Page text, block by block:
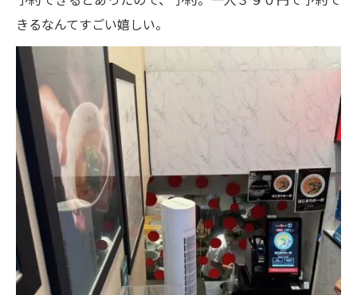
きるなんてすごい嬉しい。